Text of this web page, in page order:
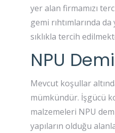
yer alan firmamızı
gemi rıhtımlarında
sıklıkla tercih
NPU
Mevcut koşullar
mümkündür. İşgücü
malzemeleri NPU
yapıların olduğu